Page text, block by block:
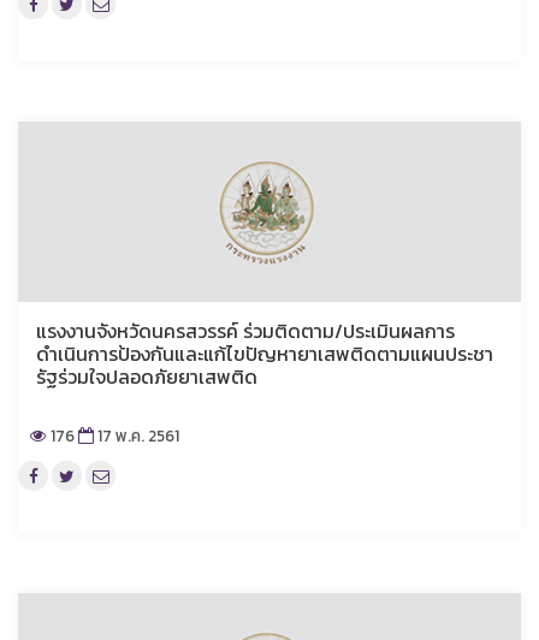
แรงงานจังหวัดนครสวรรค์ ร่วมติดตาม/ประเมินผลการ
ดำเนินการป้องกันและแก้ไขปัญหายาเสพติดตามแผนประชา
รัฐร่วมใจปลอดภัยยาเสพติด
176 17 พ.ค. 2561